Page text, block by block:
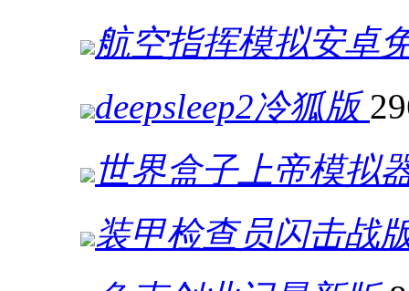
航空指挥模拟安卓
deepsleep2冷狐版
世界盒子上帝模拟
装甲检查员闪击战